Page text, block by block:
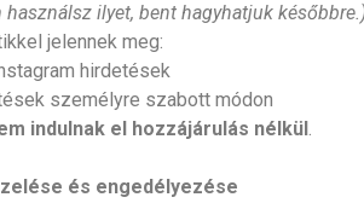
használsz ilyet, bent hagyhatjuk
jelennek meg:
hirdetések
személyre szabott módon
indulnak el hozzájárulás nélkül.
és engedélyezése